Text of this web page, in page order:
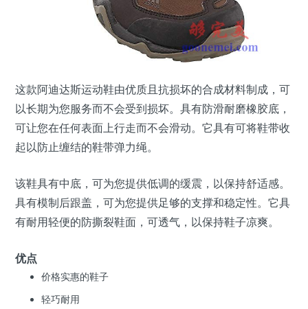
这款阿迪达斯运动鞋由优质且抗损坏的合成材料制成，可
以长期为您服务而不会受到损坏。具有防滑耐磨橡胶底，
可让您在任何表面上行走而不会滑动。它具有可将鞋带收
起以防止缠结的鞋带弹力绳。
该鞋具有中底，可为您提供低调的缓震，以保持舒适感。
具有模制后跟盖，可为您提供足够的支撑和稳定性。它具
有耐用轻便的防撕裂鞋面，可透气，以保持鞋子凉爽。
优点
价格实惠的鞋子
轻巧耐用